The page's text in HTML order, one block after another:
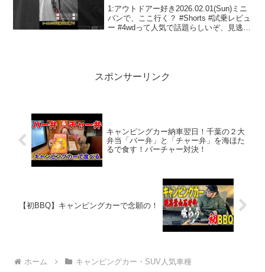
1:アウトドアー好き2026.02.01(Sun)ミニ
バンで、ここ行く？ #Shorts #試乗レビュ
ー #4wdって人気で話題らしいぞ、見逃さ
スポンサーリンク
キャンピングカー納車翌日！千葉の２大
弁当「バー弁」と「チャー弁」を海ほた
るで食す！バーチャー対決！
【初BBQ】キャンピングカーで念願の！
ホーム キャンピングカー・SUV人気車種